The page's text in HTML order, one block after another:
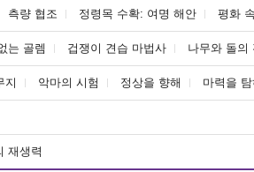
측량 협조 정령목 수확: 여명 해안 평화
는 골렘 겁쟁이 견습 마법사 나무와 돌의
지 악마의 시험 정상을 향해 마력을
재생력